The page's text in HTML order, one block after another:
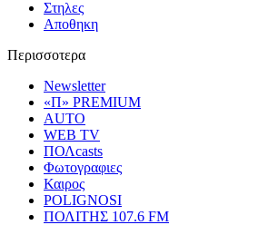
Στηλες
Αποθηκη
Περισσοτερα
Newsletter
«Π» PREMIUM
AUTO
WEB TV
ΠΟΛcasts
Φωτογραφιες
Καιρος
POLIGNOSI
ΠΟΛΙΤΗΣ 107.6 FM